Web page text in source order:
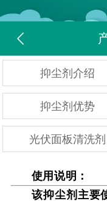
抑尘剂介绍
抑尘剂优势
光伏面板清洗剂
使用说明：
该抑尘剂主要